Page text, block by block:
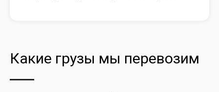
Какие грузы мы перевозим